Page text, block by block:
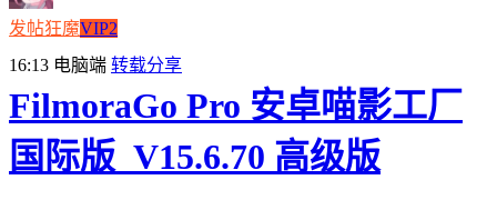
发帖狂魔VIP2
16:13 电脑端 转载分享
FilmoraGo Pro 安卓喵影工厂
国际版_V15.6.70 高级版